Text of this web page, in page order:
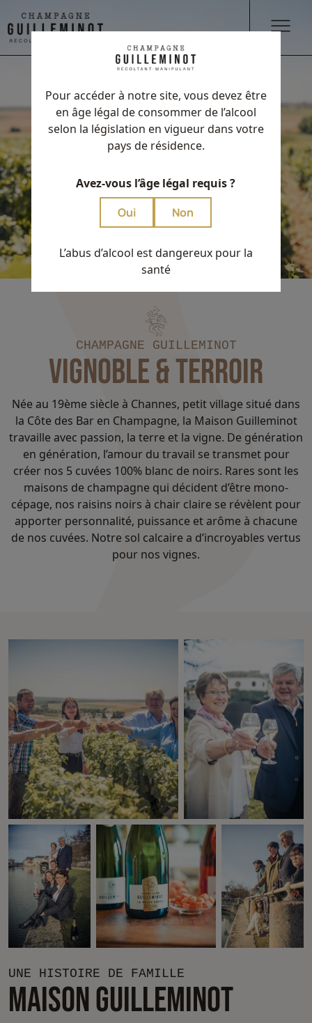
CHAMPAGNE GUILLEMINOT
VIGNOBLE & TERROIR
Née au 19ème siècle à Channes, petit village situé dans
la Côte des Bar en Champagne, la Maison Guilleminot
travaille avec passion, la terre et la vigne. De génération
en génération, l’amour du travail se transmet pour
créer nos 5 cuvées 100% blanc de noirs. Rares sont les
maisons de champagne qui décident d’être mono-
cépage, nos raisins noirs à chair claire se révèlent pour
apporter personnalité, puissance et arôme à chacune
de nos cuvées. Notre sol calcaire a d’incroyables vertus
pour nos vignes.
UNE HISTOIRE DE FAMILLE
MAISON GUILLEMINOT
Pour accéder à notre site, vous devez être
en âge légal de consommer de l’alcool
selon la législation en vigueur dans votre
pays de résidence.
Avez-vous l’âge légal requis ?
Oui
Non
L’abus d’alcool est dangereux pour la
santé